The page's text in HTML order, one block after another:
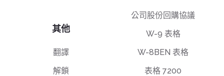
其他
翻譯
解鎖
公司股份回購協議
W-9 表格
W-8BEN 表格
表格 7200